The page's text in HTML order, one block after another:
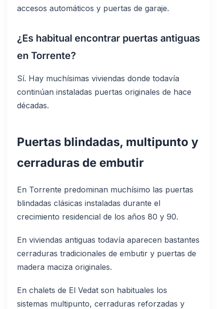
accesos automáticos y puertas de garaje.
¿Es habitual encontrar puertas antiguas
en Torrente?
Sí. Hay muchísimas viviendas donde todavía
continúan instaladas puertas originales de hace
décadas.
Puertas blindadas, multipunto y
cerraduras de embutir
En Torrente predominan muchísimo las puertas
blindadas clásicas instaladas durante el
crecimiento residencial de los años 80 y 90.
En viviendas antiguas todavía aparecen bastantes
cerraduras tradicionales de embutir y puertas de
madera maciza originales.
En chalets de El Vedat son habituales los
sistemas multipunto, cerraduras reforzadas y